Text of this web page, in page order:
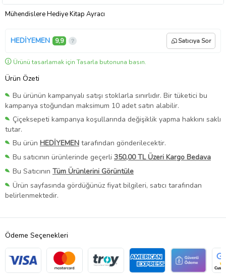
Mühendislere Hediye Kitap Ayracı
HEDİYEMEN 9,9 Satıcıya Sor
Ürünü tasarlamak için Tasarla butonuna basın.
Ürün Özeti
Bu ürünün kampanyalı satışı stoklarla sınırlıdır. Bir tüketici bu
kampanya stoğundan maksimum 10 adet satın alabilir.
Çiçeksepeti kampanya koşullarında değişiklik yapma hakkını saklı
tutar.
Bu ürün HEDİYEMEN tarafından gönderilecektir.
Bu satıcının ürünlerinde geçerli 350,00 TL Üzeri Kargo Bedava
Bu Satıcının Tüm Ürünlerini Görüntüle
Ürün sayfasında gördüğünüz fiyat bilgileri, satıcı tarafından
belirlenmektedir.
Ödeme Seçenekleri